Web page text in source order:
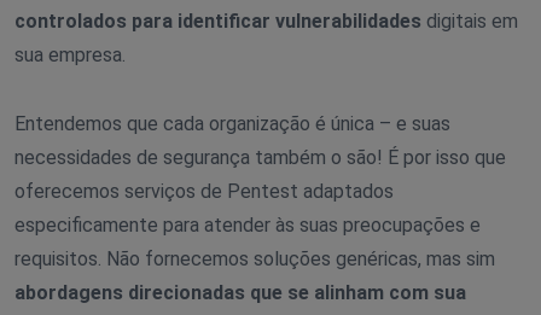
controlados para identificar vulnerabilidades digitais em
sua empresa.
Entendemos que cada organização é única – e suas
necessidades de segurança também o são! É por isso que
oferecemos serviços de Pentest adaptados
especificamente para atender às suas preocupações e
requisitos. Não fornecemos soluções genéricas, mas sim
abordagens direcionadas que se alinham com sua